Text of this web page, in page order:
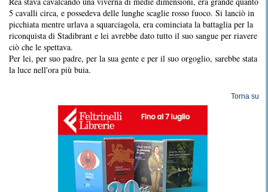
5 cavalli circa, e possedeva delle lunghe scaglie rosso fuoco. Si lanciò in
picchiata mentre urlava a squarciagola, era cominciata la battaglia per la
riconquista di Stadibrant e lei avrebbe dato tutto il suo sangue per riavere
ciò che le spettava.
Per lei, per suo padre, per la sua gente e per il suo orgoglio, sarebbe stata
la luce nell'ora più buia.
Torna su